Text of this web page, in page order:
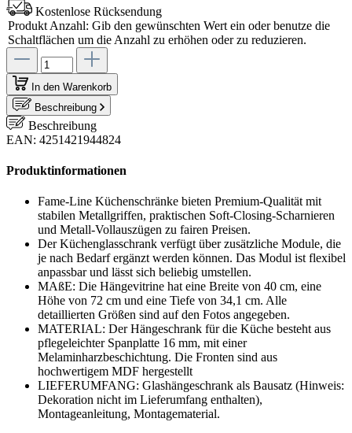
Kostenlose Rücksendung
Produkt Anzahl: Gib den gewünschten Wert ein oder benutze die
Schaltflächen um die Anzahl zu erhöhen oder zu reduzieren.
In den Warenkorb
Beschreibung
Beschreibung
EAN: 4251421944824
Produktinformationen
Fame-Line Küchenschränke bieten Premium-Qualität mit
stabilen Metallgriffen, praktischen Soft-Closing-Scharnieren
und Metall-Vollauszügen zu fairen Preisen.
Der Küchenglasschrank verfügt über zusätzliche Module, die
je nach Bedarf ergänzt werden können. Das Modul ist flexibel
anpassbar und lässt sich beliebig umstellen.
MAßE: Die Hängevitrine hat eine Breite von 40 cm, eine
Höhe von 72 cm und eine Tiefe von 34,1 cm. Alle
detaillierten Größen sind auf den Fotos angegeben.
MATERIAL: Der Hängeschrank für die Küche besteht aus
pflegeleichter Spanplatte 16 mm, mit einer
Melaminharzbeschichtung. Die Fronten sind aus
hochwertigem MDF hergestellt
LIEFERUMFANG: Glashängeschrank als Bausatz (Hinweis:
Dekoration nicht im Lieferumfang enthalten),
Montageanleitung, Montagematerial.